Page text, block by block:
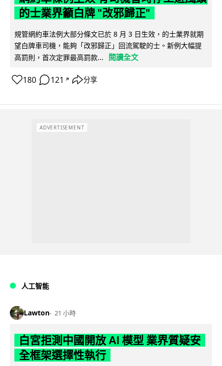
的士業界籲白牌 "改邪歸正"
規管網約車法例大部分條文已於 8 月 3 日生效，的士業界就期
望白牌車司機，能夠「改邪歸正」回流駕駛的士。新例大幅提
高罰則，首次定罪最高罰款...
閱讀全文
180 121 ↗ 分享
ADVERTISEMENT
人工智能
Lawton 21 小時
白宮拒測中國開放 AI 模型 業界質疑安
全框架選擇性執行